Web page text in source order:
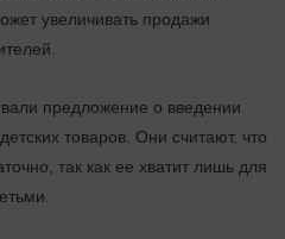
увеличивать продажи
предложение о введении
товаров. Они считают, что
так как ее хватит лишь для